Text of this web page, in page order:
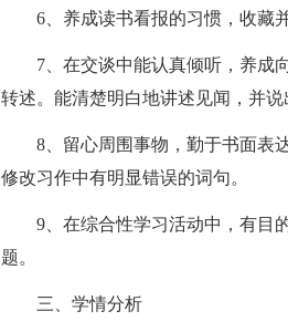
6、养成读书看报的习惯，收藏
7、在交谈中能认真倾听，养成
转述。能清楚明白地讲述见闻，并说
8、留心周围事物，勤于书面表
修改习作中有明显错误的词句。
9、在综合性学习活动中，有目
题。
三、学情分析